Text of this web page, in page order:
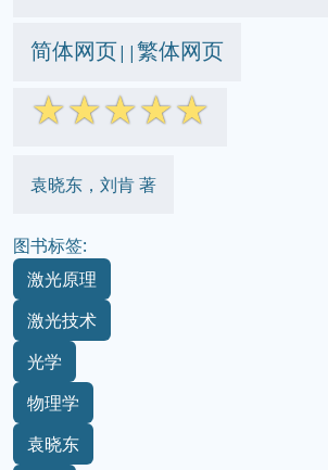
简体网页||繁体网页
☆☆☆☆☆
袁晓东，刘肯 著
图书标签:
激光原理
激光技术
光学
物理学
袁晓东